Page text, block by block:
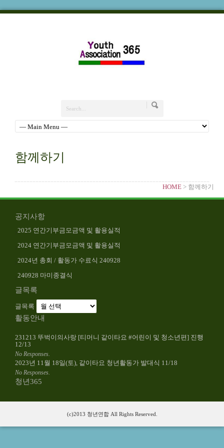
함께하기
HOME > 함께하기
공지사항
2025 연간기부금모금액 및 활용실적
2024 연간기부금모금액 및 활용실적
2024년 총회 / 활동가 수료식 240928
240928 마미종결식
글목록
글목록
활동안내
231213 뚜벅이의사랑 [티머니 같이타요 #어린이 및 청소년편] 진행
12/13
No Responses.
2023년 11월 18일(토), 같이타요 청년활동가 발대식 11/18
No Responses.
청년365
(c)2013 청년연합 All Rights Reserved.